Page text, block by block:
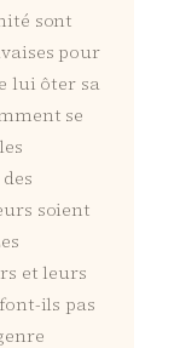
sont
pour
lui ôter sa
se
soient
et leurs
ils pas